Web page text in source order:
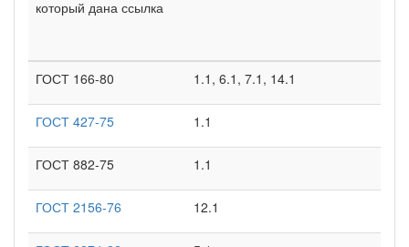
который дана ссылка
ГОСТ 166-80 1.1, 6.1, 7.1, 14.1
ГОСТ 427-75 1.1
ГОСТ 882-75 1.1
ГОСТ 2156-76 12.1